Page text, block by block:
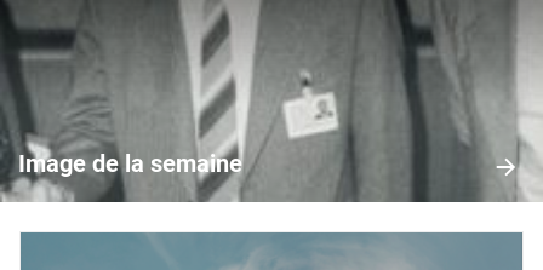
Image de la semaine
Image
de
semaine